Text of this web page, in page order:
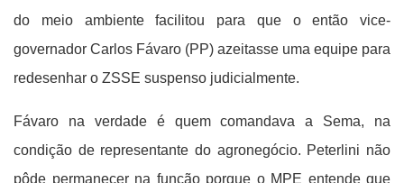
do meio ambiente facilitou para que o então vice-
governador Carlos Fávaro (PP) azeitasse uma equipe para
redesenhar o ZSSE suspenso judicialmente.
Fávaro na verdade é quem comandava a Sema, na
condição de representante do agronegócio. Peterlini não
pôde permanecer na função porque o MPE entende que